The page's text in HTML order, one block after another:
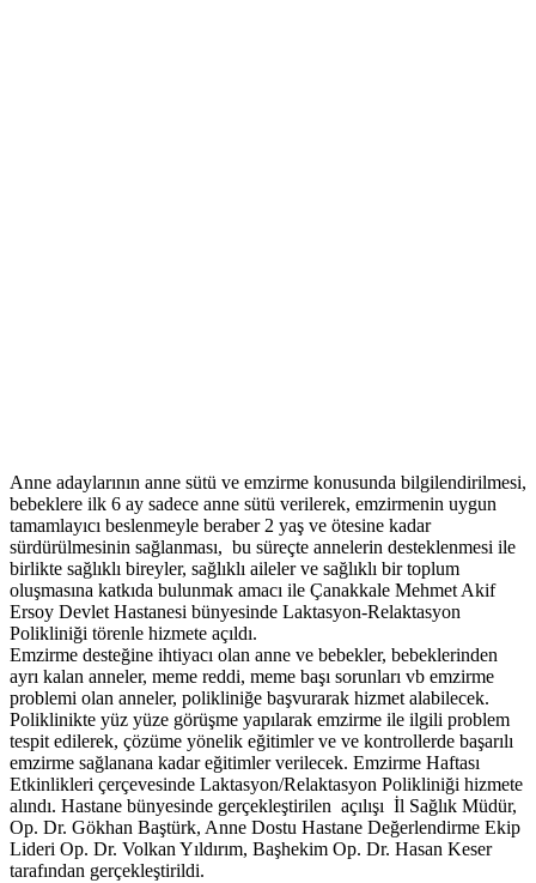
Anne adaylarının anne sütü ve emzirme konusunda bilgilendirilmesi,
bebeklere ilk 6 ay sadece anne sütü verilerek, emzirmenin uygun
tamamlayıcı beslenmeyle beraber 2 yaş ve ötesine kadar
sürdürülmesinin sağlanması, bu süreçte annelerin desteklenmesi ile
birlikte sağlıklı bireyler, sağlıklı aileler ve sağlıklı bir toplum
oluşmasına katkıda bulunmak amacı ile Çanakkale Mehmet Akif
Ersoy Devlet Hastanesi bünyesinde Laktasyon-Relaktasyon
Polikliniği törenle hizmete açıldı.
Emzirme desteğine ihtiyacı olan anne ve bebekler, bebeklerinden
ayrı kalan anneler, meme reddi, meme başı sorunları vb emzirme
problemi olan anneler, polikliniğe başvurarak hizmet alabilecek.
Poliklinikte yüz yüze görüşme yapılarak emzirme ile ilgili problem
tespit edilerek, çözüme yönelik eğitimler ve ve kontrollerde başarılı
emzirme sağlanana kadar eğitimler verilecek. Emzirme Haftası
Etkinlikleri çerçevesinde Laktasyon/Relaktasyon Polikliniği hizmete
alındı. Hastane bünyesinde gerçekleştirilen açılışı İl Sağlık Müdür,
Op. Dr. Gökhan Baştürk, Anne Dostu Hastane Değerlendirme Ekip
Lideri Op. Dr. Volkan Yıldırım, Başhekim Op. Dr. Hasan Keser
tarafından gerçekleştirildi.